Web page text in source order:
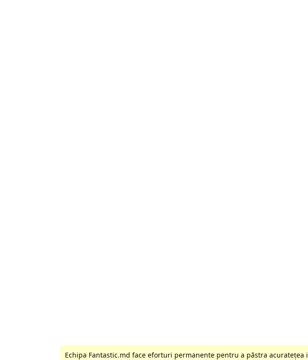
Echipa Fantastic.md face eforturi permanente pentru a păstra